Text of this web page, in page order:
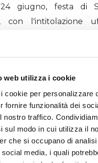
web utilizza i cookie
cookie per personalizzare
fornire funzionalità dei
nostro traffico.
sul modo in cui utilizza il
che si occupano di
social media, i quali
giugno, festa di
con l'intitolazione
denominata Rua
di più e
link (sito web della
RUA PADRE